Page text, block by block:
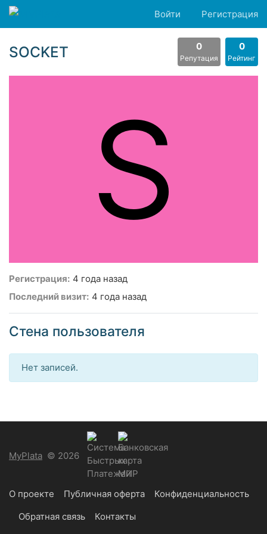
Войти Регистрация
SOCKET 0
Репутация
0
Рейтинг
S
Регистрация: 4 года назад
Последний визит: 4 года назад
Стена пользователя
Нет записей.
MyPlata © 2026
О проекте Публичная оферта
Конфиденциальность
Обратная связь
Контакты